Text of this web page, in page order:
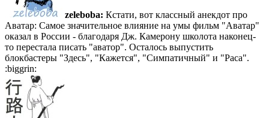
zeleboba: Кстати, вот классный анекдот про
Аватар: Самое значительное влияние на умы фильм "Аватар"
оказал в России - благодаря Дж. Камерону школота наконец-
то перестала писать "аватор". Осталось выпустить
блокбастеры "Здесь", "Кажется", "Симпатичный" и "Раса".
:biggrin: